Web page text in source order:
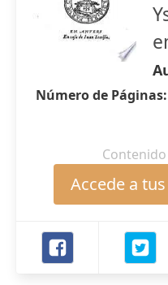
Número de Páginas:
Accede a